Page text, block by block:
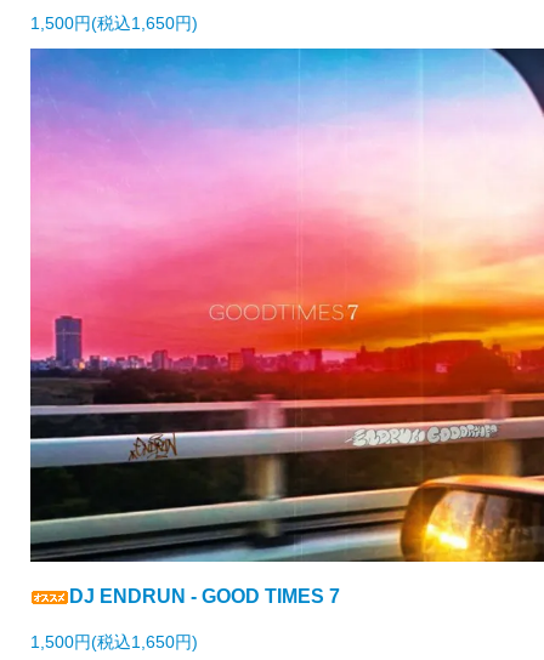
1,500円(税込1,650円)
DJ ENDRUN - GOOD TIMES 7
1,500円(税込1,650円)